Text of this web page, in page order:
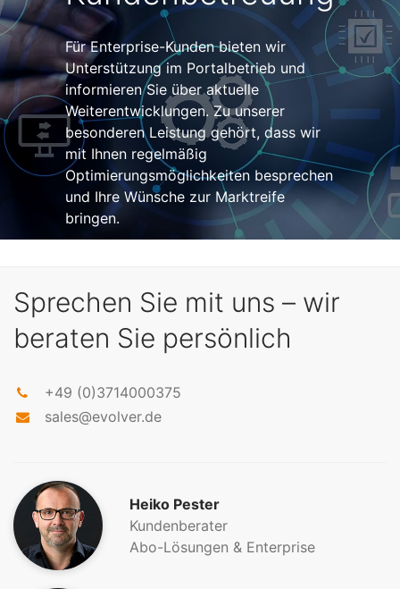
Für Enterprise-Kunden bieten wir
Unterstützung im Portalbetrieb und
informieren Sie über aktuelle
Weiterentwicklungen. Zu unserer
besonderen Leistung gehört, dass wir
mit Ihnen regelmäßig
Optimierungsmöglichkeiten besprechen
und Ihre Wünsche zur Marktreife
bringen.
Sprechen Sie mit uns – wir
beraten Sie persönlich
+49 (0)3714000375
sales@evolver.de
Heiko Pester
Kundenberater
Abo-Lösungen & Enterprise